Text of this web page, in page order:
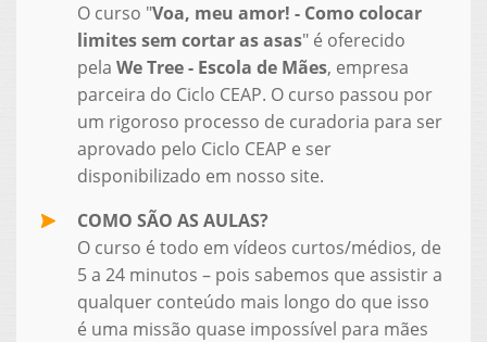
O curso "Voa, meu amor! - Como colocar
limites sem cortar as asas" é oferecido
pela We Tree - Escola de Mães, empresa
parceira do Ciclo CEAP. O curso passou por
um rigoroso processo de curadoria para ser
aprovado pelo Ciclo CEAP e ser
disponibilizado em nosso site.
COMO SÃO AS AULAS?
O curso é todo em vídeos curtos/médios, de
5 a 24 minutos – pois sabemos que assistir a
qualquer conteúdo mais longo do que isso
é uma missão quase impossível para mães